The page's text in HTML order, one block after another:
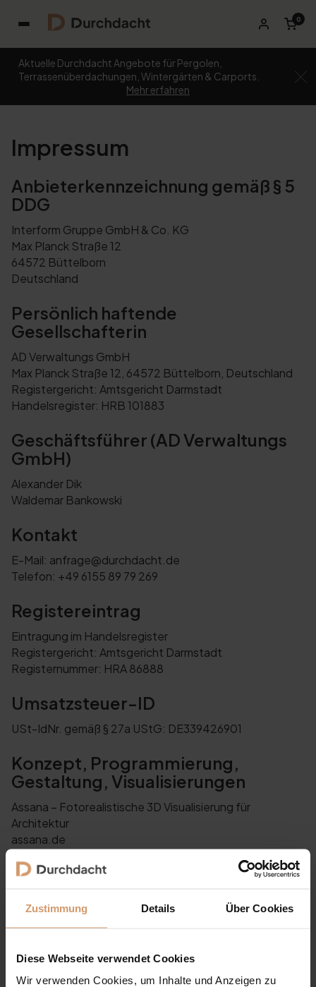
Zustimmung Details Über Cookies
Diese Webseite verwendet Cookies
Wir verwenden Cookies, um Inhalte und Anzeigen zu
0
Aktuelle Durchdacht Angebote für Pergolen,
Terrassenüberdachungen, Wintergärten & Carports.
Mehr erfahren
Impressum
Anbieterkennzeichnung gemäß § 5
DDG
Interform Gruppe GmbH & Co. KG
Max Planck Straße 12
64572 Büttelborn
Deutschland
Persönlich haftende
Gesellschafterin
AD Verwaltungs GmbH
Max Planck Straße 12, 64572 Büttelborn, Deutschland
Registergericht: Amtsgericht Darmstadt
Handelsregister: HRB 101883
Geschäftsführer (AD Verwaltungs
GmbH)
Alexander Dik
Waldemar Bankowski
Kontakt
E-Mail: anfrage@durchdacht.de
Telefon: +49 6155 89 79 269
Registereintrag
Eintragung im Handelsregister
Registergericht: Amtsgericht Darmstadt
Registernummer: HRA 86888
Umsatzsteuer-ID
USt-IdNr. gemäß § 27a UStG: DE339426901
Konzept, Programmierung,
Gestaltung, Visualisierungen
Assana – Fotorealistische 3D Visualisierung für
Architektur
assana.de
Verantwortlich für den Inhalt i.S.d. §
Deutschland